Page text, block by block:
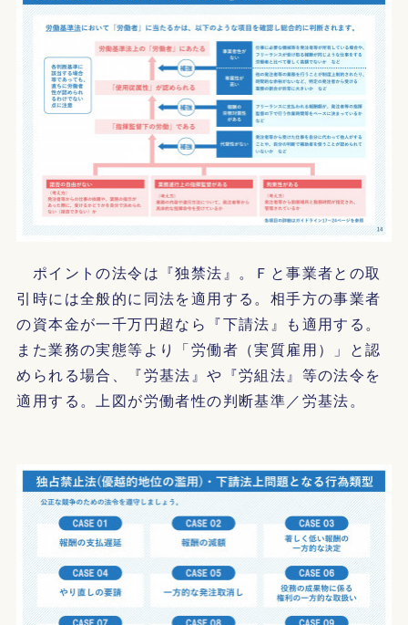
ポイントの法令は『独禁法』。Ｆと事業者との取
引時には全般的に同法を適用する。相手方の事業者
の資本金が一千万円超なら『下請法』も適用する。
また業務の実態等より「労働者（実質雇用）」と認
められる場合、『労基法』や『労組法』等の法令を
適用する。上図が労働者性の判断基準／労基法。